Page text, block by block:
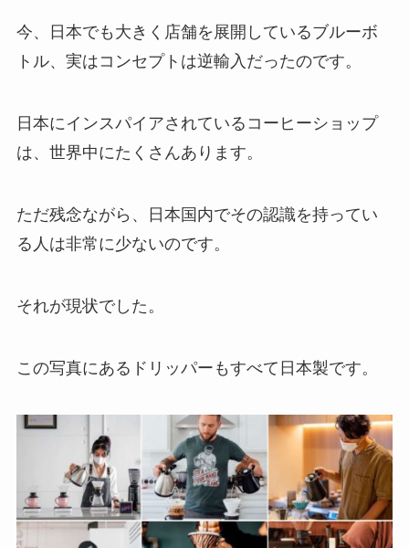
今、日本でも大きく店舗を展開しているブルーボ
トル、実はコンセプトは逆輸入だったのです。
日本にインスパイアされているコーヒーショップ
は、世界中にたくさんあります。
ただ残念ながら、日本国内でその認識を持ってい
る人は非常に少ないのです。
それが現状でした。
この写真にあるドリッパーもすべて日本製です。